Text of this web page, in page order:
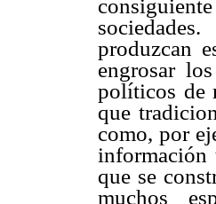
produzcan
engrosar
políticos de
que
como, por
información
que se
muchos